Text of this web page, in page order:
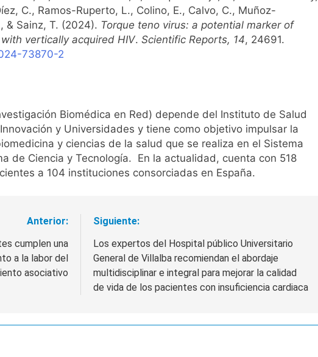
C., Ramos-Ruperto, L., Colino, E., Calvo, C., Muñoz-
& Sainz, T. (2024). Torque teno virus: a potential marker of
vertically acquired HIV. Scientific Reports, 14, 24691.
73870-2
Biomédica en Red) depende del Instituto de Salud
y Universidades y tiene como objetivo impulsar la
y ciencias de la salud que se realiza en el Sistema
de Ciencia y Tecnología. En la actualidad, cuenta con 518
a 104 instituciones consorciadas en España.
Anterior:
cumplen una
a la labor del
asociativo
Siguiente:
Los expertos del Hospital público Universitario
General de Villalba recomiendan el abordaje
multidisciplinar e integral para mejorar la calidad
de vida de los pacientes con insuficiencia cardiaca